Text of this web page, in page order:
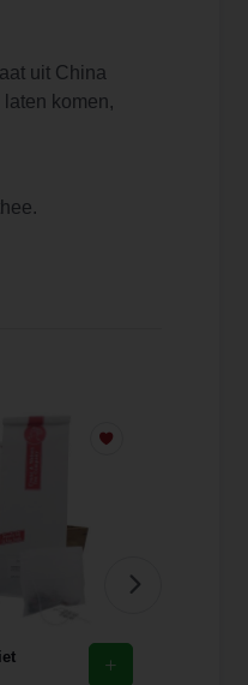
uit China
komen,